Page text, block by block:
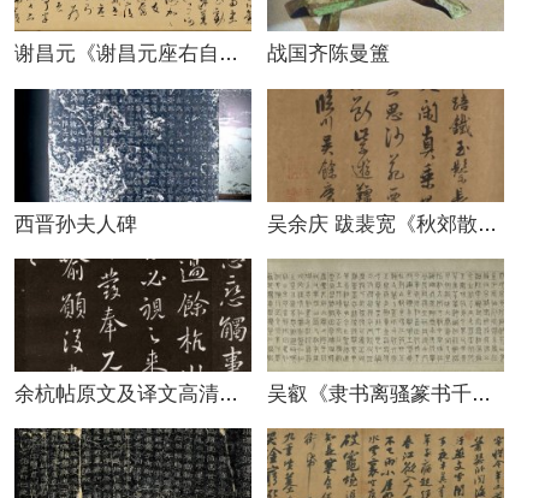
谢昌元《谢昌元座右自警辞》原文 高清图片 战国齐陈曼簠
西晋孙夫人碑 吴余庆 跋裴宽《秋郊散牧图》
余杭帖原文及译文高清图片 吴叡《隶书离骚篆书千字文》卷